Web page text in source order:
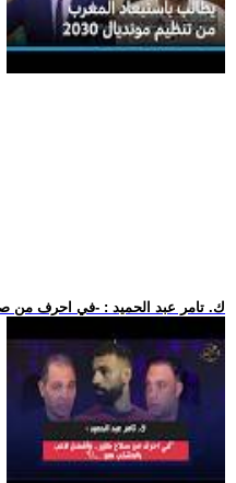
.. ك. تامر عبد الحميد : -في احرف من